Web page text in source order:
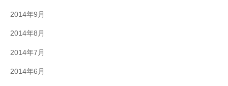
2014年9月
2014年8月
2014年7月
2014年6月